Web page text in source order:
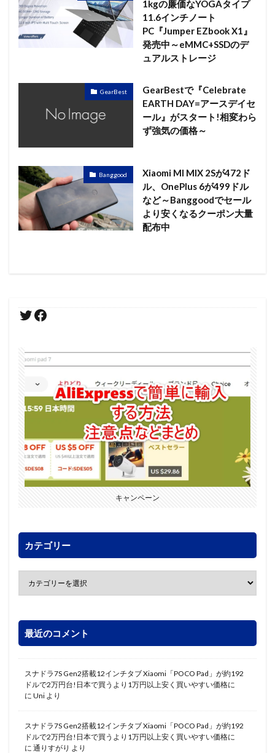
1kgの廉価なYOGAタイプ
11.6インチノート
PC『Jumper EZbook X1』
発売中～eMMC+SSDのデ
ュアルストレージ
GearBest
GearBestで『Celebrate
EARTH DAY=アースデイセ
ール』がスタート!相変わら
ず強気の価格～
Banggood
Xiaomi MI MIX 2Sが472ド
ル、OnePlus 6が499ドル
など～Banggoodでセール
より安くなるクーポン大量
配布中
キャンペーン
カテゴリー
最近のコメント
スナドラ7S Gen2搭載12インチタブ Xiaomi「POCO Pad」が約192
ドルで2万円台!日本で買うより1万円以上安く買いやすい価格に
に Uni より
スナドラ7S Gen2搭載12インチタブ Xiaomi「POCO Pad」が約192
ドルで2万円台!日本で買うより1万円以上安く買いやすい価格に
に 通りすがり より